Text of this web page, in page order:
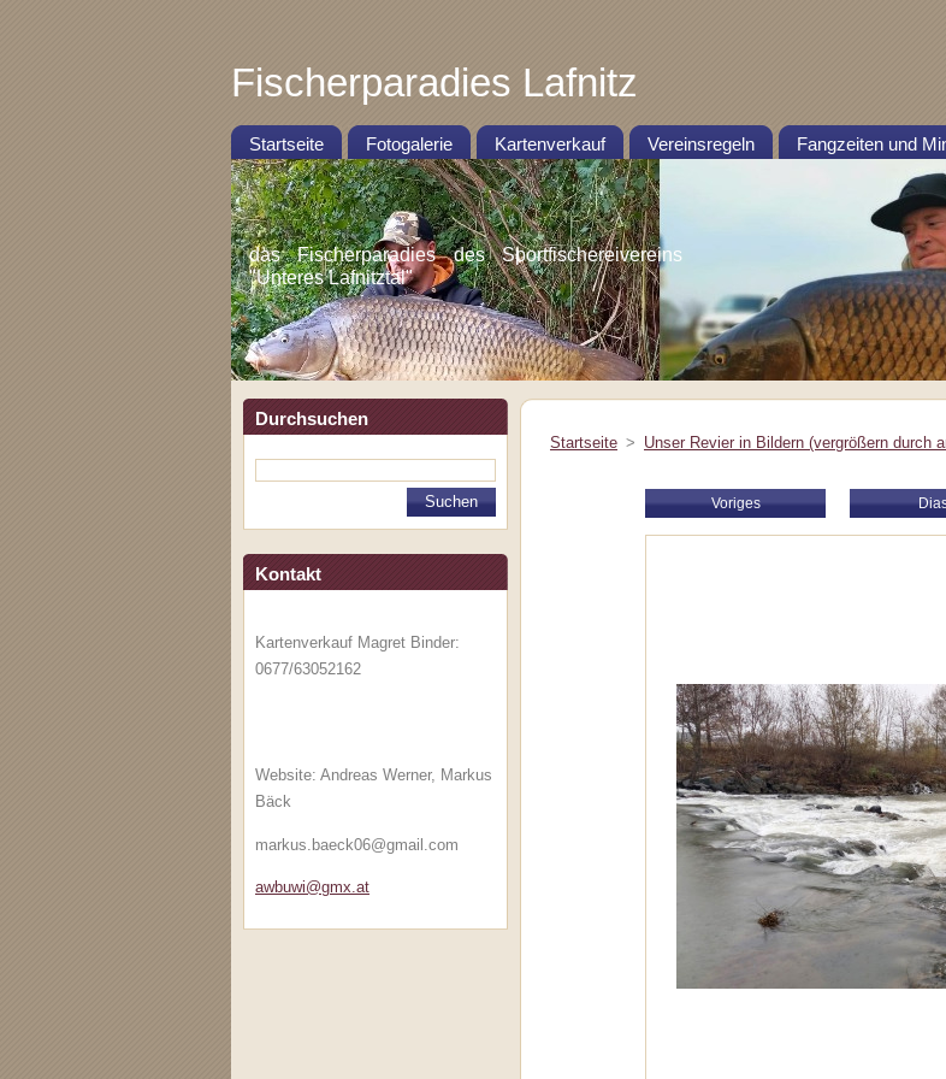
Fischerparadies Lafnitz
Startseite Fotogalerie Kartenverkauf Vereinsregeln Fangzeiten und
das Fischerparadies des Sportfischereivereins
"Unteres Lafnitztal"
Durchsuchen
Kontakt
Kartenverkauf Magret Binder:
0677/63052162
Website: Andreas Werner, Markus
Bäck
markus.baeck06@gmail.com
awbuwi@gmx.at
Startseite > Unser Revier in Bildern (vergrößern durch
Voriges